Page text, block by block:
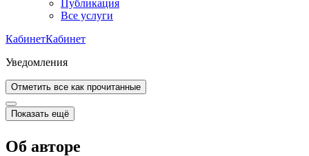
Публикация
Все услуги
КабинетКабинет
Уведомления
Отметить все как прочитанные
Показать ещё
Об авторе